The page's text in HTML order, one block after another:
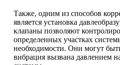
Также, одним из способов
является установка
клапаны позволяют
определенных участках
необходимости. Они могут
вибрация вызвана давлением